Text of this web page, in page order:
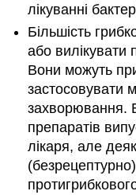
лікуванні
Більшість
або вилікувати
Вони можуть
застосовувати
захворювання.
препаратів
лікаря, але